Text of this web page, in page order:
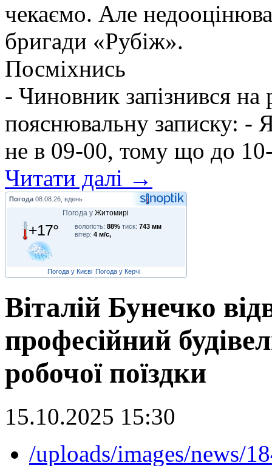
чекаємо. Але
бригади «Рубіж».
Посміхнись
- Чиновник запізнився
пояснювальну записку: -
не в 09-00, тому що до
Читати далі →
Погода 08.08.26, вдень
Погода уЖитомирі
+17° вологість: 88% тиск: 743 мм
вітер: 4 м/с,
Погода у Києві Погода у Керчі
Віталій Бунечко
професійний
робочої поїздки
15.10.2025 15:30
/uploads/images/news/